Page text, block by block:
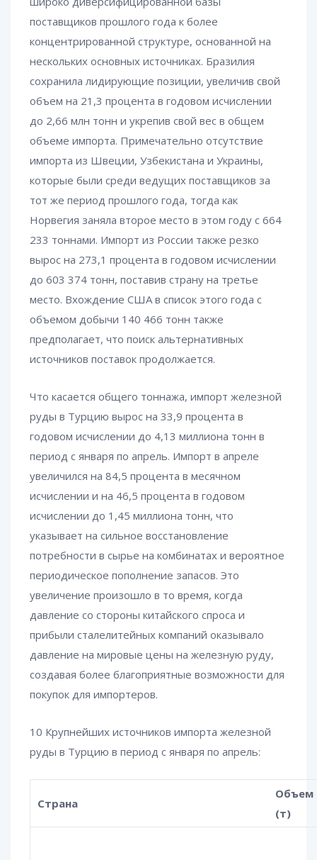
поставщиков прошлого года к более
концентрированной структуре, основанной на
нескольких основных источниках. Бразилия
сохранила лидирующие позиции, увеличив свой
объем на 21,3 процента в годовом исчислении
до 2,66 млн тонн и укрепив свой вес в общем
объеме импорта. Примечательно отсутствие
импорта из Швеции, Узбекистана и Украины,
которые были среди ведущих поставщиков за
тот же период прошлого года, тогда как
Норвегия заняла второе место в этом году с 664
233 тоннами. Импорт из России также резко
вырос на 273,1 процента в годовом исчислении
до 603 374 тонн, поставив страну на третье
место. Вхождение США в список этого года с
объемом добычи 140 466 тонн также
предполагает, что поиск альтернативных
источников поставок продолжается.
Что касается общего тоннажа, импорт железной
руды в Турцию вырос на 33,9 процента в
годовом исчислении до 4,13 миллиона тонн в
период с января по апрель. Импорт в апреле
увеличился на 84,5 процента в месячном
исчислении и на 46,5 процента в годовом
исчислении до 1,45 миллиона тонн, что
указывает на сильное восстановление
потребности в сырье на комбинатах и вероятное
периодическое пополнение запасов. Это
увеличение произошло в то время, когда
давление со стороны китайского спроса и
прибыли сталелитейных компаний оказывало
давление на мировые цены на железную руду,
создавая более благоприятные возможности для
покупок для импортеров.
10 Крупнейших источников импорта железной
руды в Турцию в период с января по апрель:
Страна
Объем
(т)